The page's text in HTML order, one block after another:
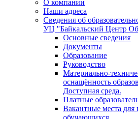
О компании
Наши адреса
Сведения об
УЦ "Байкальский Центр
Основные сведения
Документы
Образование
Руководство
Материально-
оснащённость
Доступная среда.
Платные
Вакантные места для